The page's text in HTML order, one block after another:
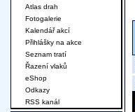
Atlas drah
Fotogalerie
Kalendář akcí
Přihlášky na akce
Seznam tratí
Řazení vlaků
eShop
Odkazy
RSS kanál